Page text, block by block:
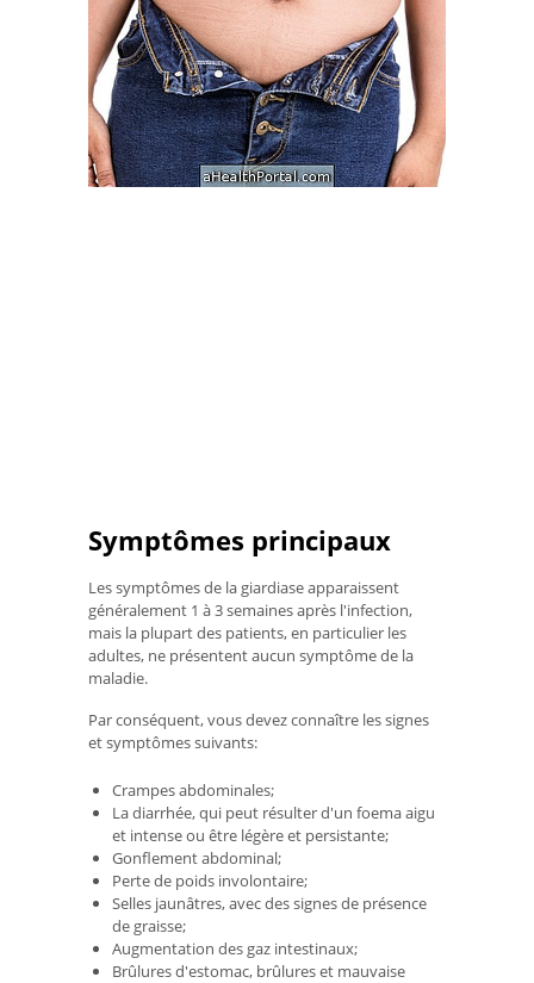
Symptômes principaux
Les symptômes de la giardiase apparaissent
généralement 1 à 3 semaines après l'infection,
mais la plupart des patients, en particulier les
adultes, ne présentent aucun symptôme de la
maladie.
Par conséquent, vous devez connaître les signes
et symptômes suivants:
Crampes abdominales;
La diarrhée, qui peut résulter d'un foema aigu
et intense ou être légère et persistante;
Gonflement abdominal;
Perte de poids involontaire;
Selles jaunâtres, avec des signes de présence
de graisse;
Augmentation des gaz intestinaux;
Brûlures d'estomac, brûlures et mauvaise